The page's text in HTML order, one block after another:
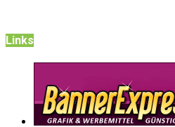
Links